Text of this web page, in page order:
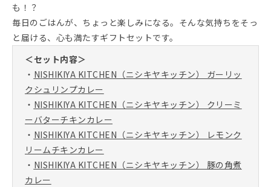
も！？
毎日のごはんが、ちょっと楽しみになる。そんな気持ちをそっ
と届ける、心も満たすギフトセットです。
＜セット内容＞
・ NISHIKIYA KITCHEN（ニシキヤキッチン） ガーリッ
クシュリンプカレー
・ NISHIKIYA KITCHEN（ニシキヤキッチン） クリーミ
ーバターチキンカレー
・ NISHIKIYA KITCHEN（ニシキヤキッチン） レモンク
リームチキンカレー
・ NISHIKIYA KITCHEN（ニシキヤキッチン） 豚の角煮
カレー